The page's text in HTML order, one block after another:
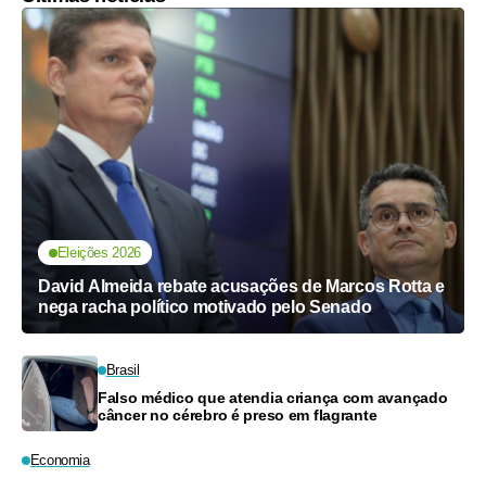
Eleições 2026
David Almeida rebate acusações de Marcos Rotta e
nega racha político motivado pelo Senado
Brasil
Falso médico que atendia criança com avançado
câncer no cérebro é preso em flagrante
Economia